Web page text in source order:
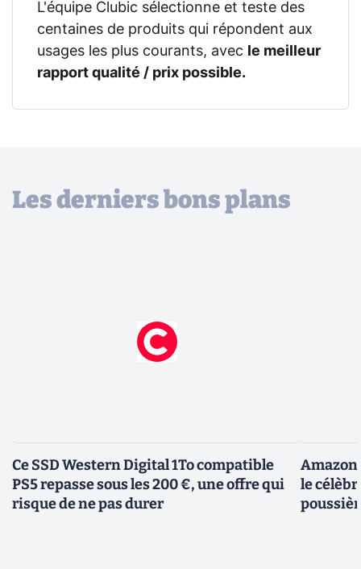
L'équipe Clubic sélectionne et teste des
centaines de produits qui répondent aux
usages les plus courants, avec
le meilleur
rapport qualité / prix possible.
Les derniers bons plans
Ce SSD Western Digital 1To compatible
PS5 repasse sous les 200 €, une offre qui
risque de ne pas durer
Amazon
le